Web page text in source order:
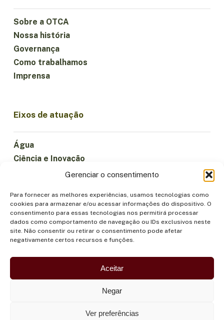
Gerenciar o consentimento
Para fornecer as melhores experiências, usamos tecnologias como
cookies para armazenar e/ou acessar informações do dispositivo. O
consentimento para essas tecnologias nos permitirá processar
dados como comportamento de navegação ou IDs exclusivos neste
site. Não consentir ou retirar o consentimento pode afetar
negativamente certos recursos e funções.
Aceitar
Negar
Ver preferências
Sobre a OTCA
Nossa história
Governança
Como trabalhamos
Imprensa
Eixos de atuação
Água
Ciência e Inovação
Florestas e Biodiversidade
Institucionalidade
Participação
Povos Indígenas